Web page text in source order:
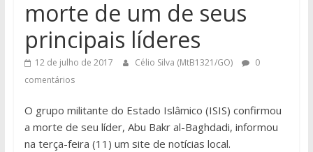
morte de um de seus
principais líderes
12 de julho de 2017 Célio Silva (MtB1321/GO)
0
comentários
O grupo militante do Estado Islâmico (ISIS) confirmou
a morte de seu líder, Abu Bakr al-Baghdadi, informou
na terça-feira (11) um site de notícias local.